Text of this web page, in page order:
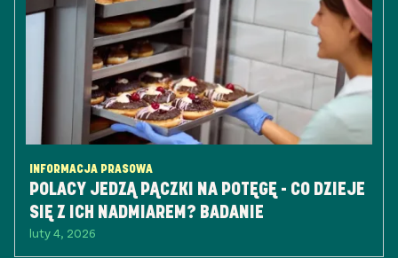
INFORMACJA PRASOWA
POLACY JEDZĄ PĄCZKI NA POTĘGĘ - CO DZIEJE
SIĘ Z ICH NADMIAREM? BADANIE
luty 4, 2026